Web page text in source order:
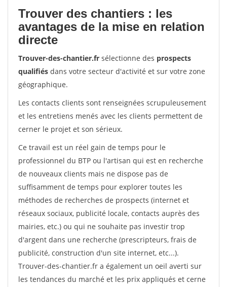
Trouver des chantiers : les
avantages de la mise en relation
directe
Trouver-des-chantier.fr sélectionne des prospects
qualifiés dans votre secteur d'activité et sur votre zone
géographique.
Les contacts clients sont renseignées scrupuleusement
et les entretiens menés avec les clients permettent de
cerner le projet et son sérieux.
Ce travail est un réel gain de temps pour le
professionnel du BTP ou l'artisan qui est en recherche
de nouveaux clients mais ne dispose pas de
suffisamment de temps pour explorer toutes les
méthodes de recherches de prospects (internet et
réseaux sociaux, publicité locale, contacts auprès des
mairies, etc.) ou qui ne souhaite pas investir trop
d'argent dans une recherche (prescripteurs, frais de
publicité, construction d'un site internet, etc...).
Trouver-des-chantier.fr a également un oeil averti sur
les tendances du marché et les prix appliqués et cerne